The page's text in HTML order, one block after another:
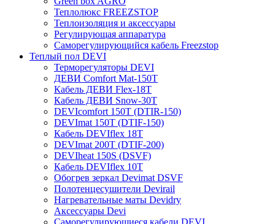
Теплолюкс FREEZSTOP
Теплоизоляция и аксессуары
Регулирующая аппаратура
Cаморегулирующийся кабель Freezstop
Теплый пол DEVI
Терморегуляторы DEVI
ДЕВИ Comfort Mat-150T
Кабель ДЕВИ Flex-18T
Кабель ДЕВИ Snow-30T
DEVIcomfort 150T (DTIR-150)
DEVImat 150T (DTIF-150)
Кабель DEVIflex 18T
DEVImat 200T (DTIF-200)
DEVIheat 150S (DSVF)
Кабель DEVIflex 10T
Обогрев зеркал Devimat DSVF
Полотенцесушители Devirail
Нагревательные маты Devidry
Аксессуары Devi
Саморегулирующиеся кабели DEVI